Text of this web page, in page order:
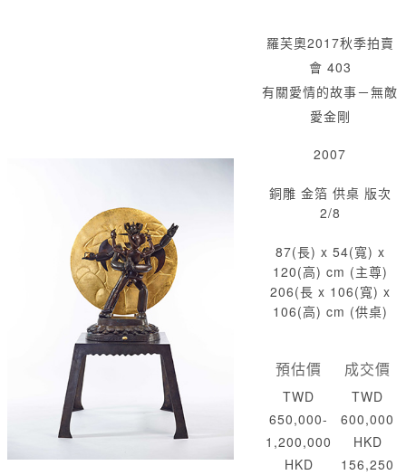
羅芙奧2017秋季拍賣
會 403
有關愛情的故事－無敵
愛金剛
2007
銅雕 金箔 供桌 版次
2/8
87(長) x 54(寬) x
120(高) cm (主尊)
206(長 x 106(寬) x
106(高) cm (供桌)
預估價
TWD
650,000-
1,200,000
HKD
成交價
TWD
600,000
HKD
156,250